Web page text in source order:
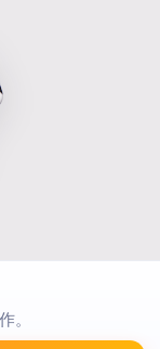
。